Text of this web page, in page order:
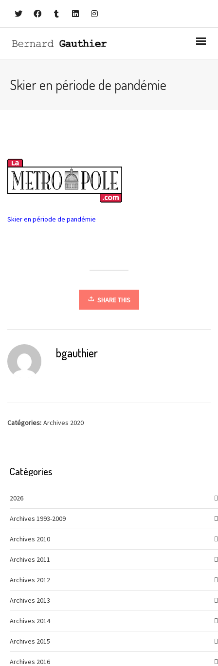
Skier en période de pandémie
Skier en période de pandémie
SHARE THIS
bgauthier
Catégories: Archives 2020
Catégories
2026
Archives 1993-2009
Archives 2010
Archives 2011
Archives 2012
Archives 2013
Archives 2014
Archives 2015
Archives 2016